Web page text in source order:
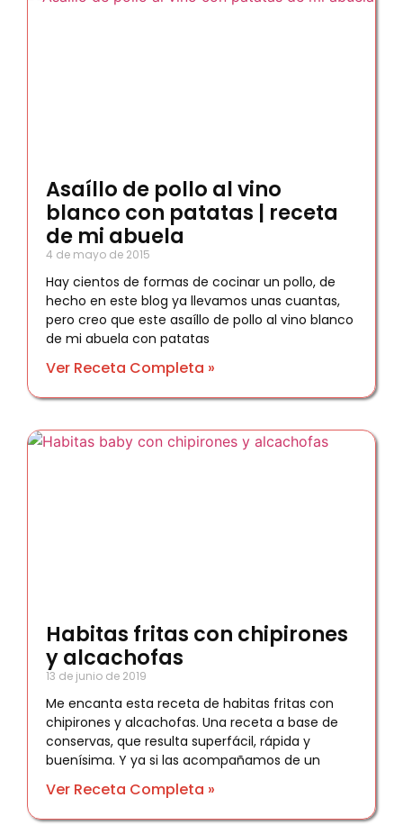
Asaíllo de pollo al vino
blanco con patatas | receta
de mi abuela
4 de mayo de 2015
Hay cientos de formas de cocinar un pollo, de
hecho en este blog ya llevamos unas cuantas,
pero creo que este asaíllo de pollo al vino blanco
de mi abuela con patatas
Ver Receta Completa »
Habitas fritas con chipirones
y alcachofas
13 de junio de 2019
Me encanta esta receta de habitas fritas con
chipirones y alcachofas. Una receta a base de
conservas, que resulta superfácil, rápida y
buenísima. Y ya si las acompañamos de un
Ver Receta Completa »